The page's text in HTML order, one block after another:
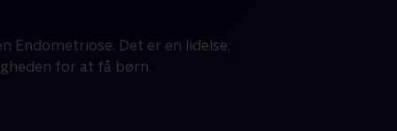
Endometriose. Det er en lidelse,
for at få børn.